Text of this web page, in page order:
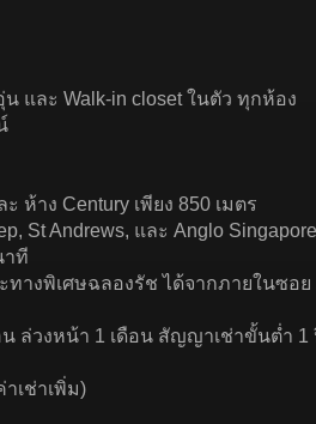
และ Walk-in closet ในตัว ทุกห้อง
ห้าง Century เพียง 850 เมตร
St Andrews, และ Anglo Singapore
าที
างพิเศษฉลองรัช ได้จากภายในซอ
น ล่วงหน้า 1 เดือน สัญญาเช่าขั้นต่ำ 1
เช่าเพิ่ม)